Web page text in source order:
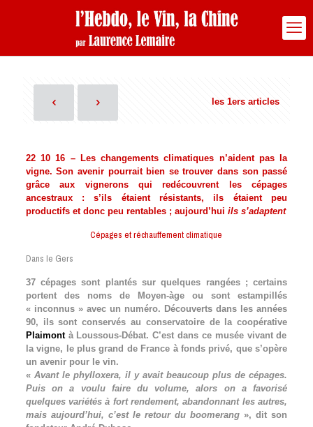
les 1ers articles
22 10 16 – Les changements climatiques n’aident pas la
vigne. Son avenir pourrait bien se trouver dans son passé
grâce aux vignerons qui redécouvrent les cépages
ancestraux : s’ils étaient résistants, ils étaient peu
productifs et donc peu rentables ; aujourd’hui ils s’adaptent
Cépages et réchauffement climatique
Dans le Gers
37 cépages sont plantés sur quelques rangées ; certains
portent des noms de Moyen-àge ou sont estampillés
« inconnus » avec un numéro. Découverts dans les années
90, ils sont conservés au conservatoire de la coopérative
Plaimontà Loussous-Débat. C’est dans ce musée vivant de
la vigne, le plus grand de France à fonds privé, que s’opère
un avenir pour le vin.
« Avant le phylloxera, il y avait beaucoup plus de cépages.
Puis on a voulu faire du volume, alors on a favorisé
quelques variétés à fort rendement, abandonnant les autres,
mais aujourd’hui, c’est le retour du boomerang », dit son